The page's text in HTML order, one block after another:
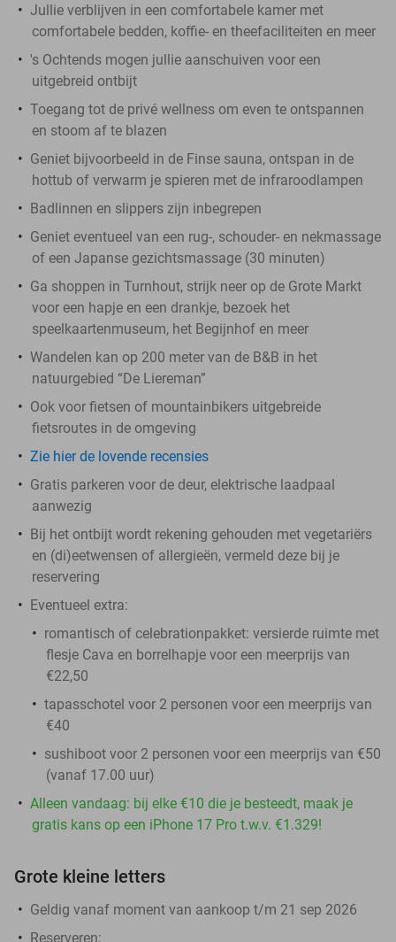
Jullie verblijven in een comfortabele kamer met
comfortabele bedden, koffie- en theefaciliteiten en meer
's Ochtends mogen jullie aanschuiven voor een
uitgebreid ontbijt
Toegang tot de privé wellness om even te ontspannen
en stoom af te blazen
Geniet bijvoorbeeld in de Finse sauna, ontspan in de
hottub of verwarm je spieren met de infraroodlampen
Badlinnen en slippers zijn inbegrepen
Geniet eventueel van een rug-, schouder- en nekmassage
of een Japanse gezichtsmassage (30 minuten)
Ga shoppen in Turnhout, strijk neer op de Grote Markt
voor een hapje en een drankje, bezoek het
speelkaartenmuseum, het Begijnhof en meer
Wandelen kan op 200 meter van de B&B in het
natuurgebied “De Liereman”
Ook voor fietsen of mountainbikers uitgebreide
fietsroutes in de omgeving
Zie hier de lovende recensies
Gratis parkeren voor de deur, elektrische laadpaal
aanwezig
Bij het ontbijt wordt rekening gehouden met vegetariërs
en (di)eetwensen of allergieën, vermeld deze bij je
reservering
Eventueel extra:
romantisch of celebrationpakket: versierde ruimte met
flesje Cava en borrelhapje voor een meerprijs van
€22,50
tapasschotel voor 2 personen voor een meerprijs van
€40
sushiboot voor 2 personen voor een meerprijs van €50
(vanaf 17.00 uur)
Alleen vandaag: bij elke €10 die je besteedt, maak je
gratis kans op een iPhone 17 Pro t.w.v. €1.329!
Grote kleine letters
Geldig vanaf moment van aankoop t/m 21 sep 2026
Reserveren: